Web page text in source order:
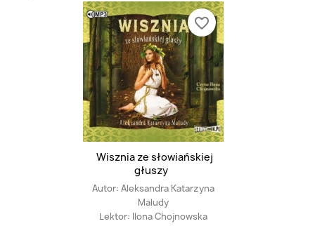
Wisznia ze słowiańskiej
głuszy
Autor: Aleksandra Katarzyna
Maludy
Lektor: Ilona Chojnowska
favorite_border